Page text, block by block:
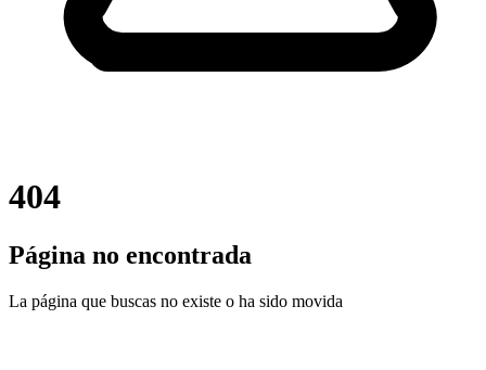
404
Página no encontrada
La página que buscas no existe o ha sido movida